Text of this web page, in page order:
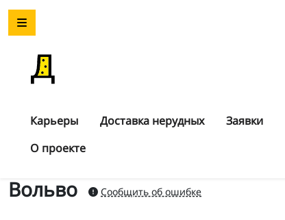
Карьеры Доставка нерудных Заявки
О проекте
Вольво Сообщить об ошибке